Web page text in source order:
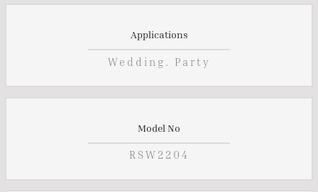
Applications
Wedding. Party
Model No
RSW2204